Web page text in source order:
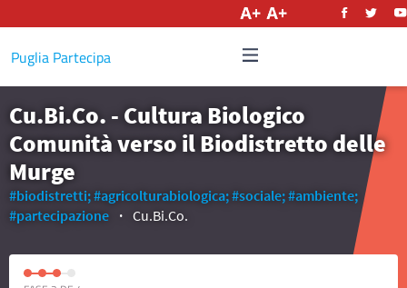
Puglia Partecipa
Cu.Bi.Co. - Cultura Biologico
Comunità verso il Biodistretto delle
Murge
#biodistretti;#agricolturabiologica;#sociale;#ambiente;
#partecipazione
Cu.Bi.Co.